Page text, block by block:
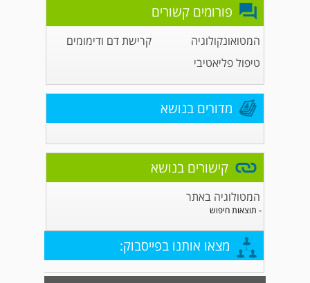
פורומים קשורים
המטואונקולוגיה
קרישת דם ודימומים
טיפול פליאטיבי
מדורים בנושא
קישורים בנושא
המטולוגיה באתר
- תוצאות חיפוש
מצאו אותנו בפייסבוק: